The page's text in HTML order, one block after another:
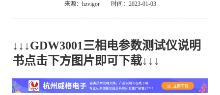
来源：hzvigor 时间：2023-01-03
↓↓↓GDW3001三相电参数测试仪说明
书点击下方图片即可下载↓↓↓